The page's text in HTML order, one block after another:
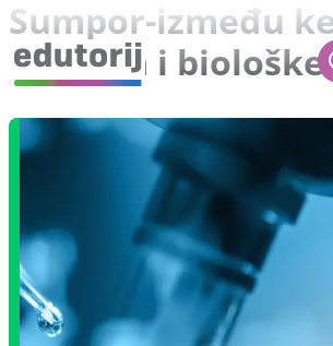
Sumpor-između
reakcija i